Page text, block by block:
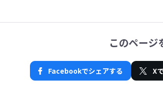
このページ
Facebookでシェアする X